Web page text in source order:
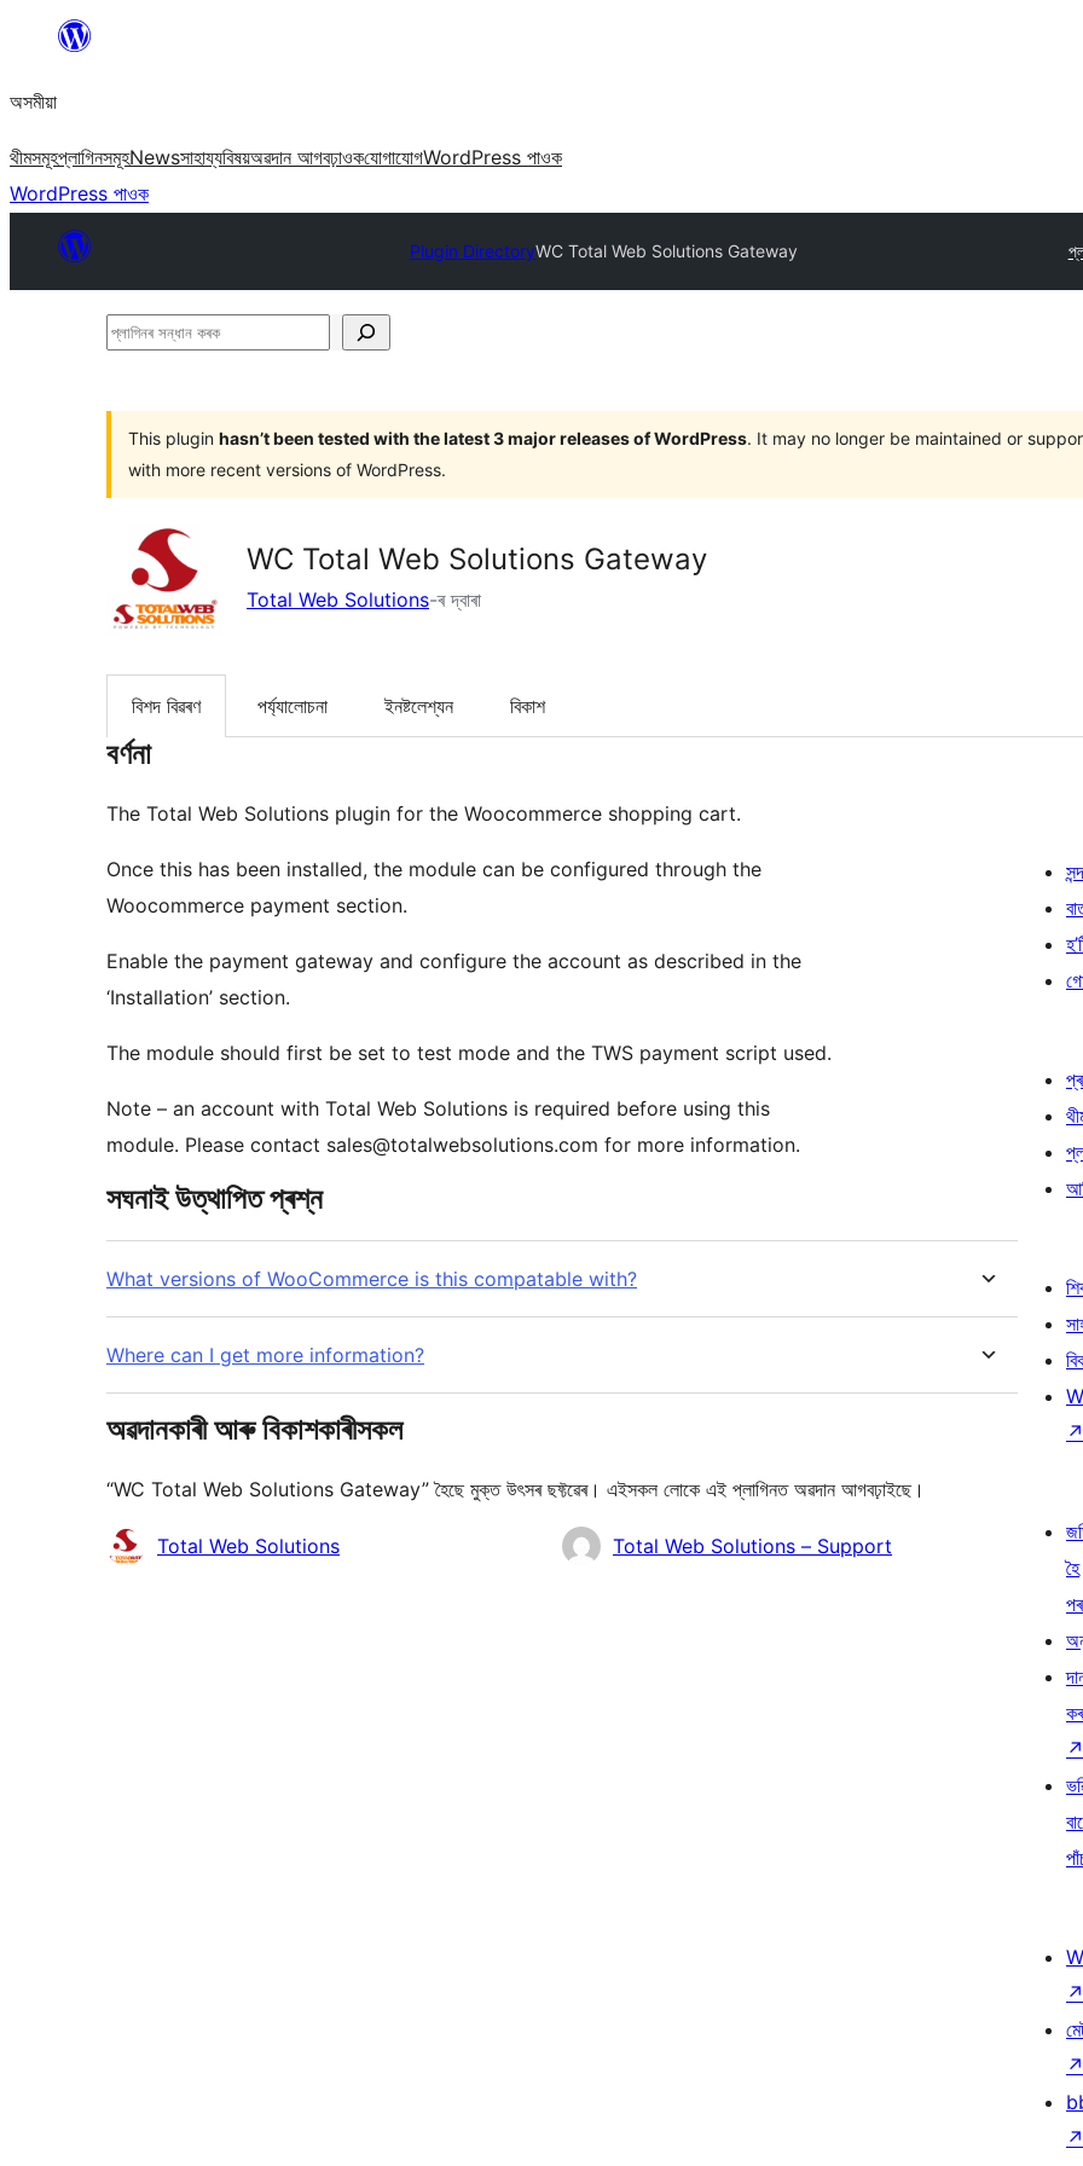
বিষয়বস্তুলৈ
যাওক
অসমীয়া
থীমসমূহপ্লাগিনসমূহNewsসাহায্যবিষয়অৱদান আগবঢ়াওকযোগাযোগWordPress পাওক
WordPress পাওক
Plugin DirectoryWC Total Web Solutions Gateway
প্লাগিনৰ
This plugin hasn’t been tested with the latest 3 major releases of WordPress. It may no longer be maintained or
with more recent versions of WordPress.
WC Total Web Solutions Gateway
Total Web Solutions-ৰ দ্বাৰা
বিশদ বিৱৰণ পৰ্য্যালোচনা ইনষ্টলেশ্যন বিকাশ
বৰ্ণনা
The Total Web Solutions plugin for the Woocommerce shopping cart.
Once this has been installed, the module can be configured through the
Woocommerce payment section.
Enable the payment gateway and configure the account as described in the
‘Installation’ section.
The module should first be set to test mode and the TWS payment script used.
Note – an account with Total Web Solutions is required before using this
module. Please contact sales@totalwebsolutions.com for more information.
সঘনাই উত্থাপিত প্ৰশ্ন
What versions of WooCommerce is this compatable with?
Where can I get more information?
অৱদানকাৰী আৰু বিকাশকাৰীসকল
“WC Total Web Solutions Gateway” হৈছে মুক্ত উৎসৰ ছফ্টৱেৰ। এইসকল লোকে এই প্লাগিনত অৱদান আগবঢ়াইছে।
অৱদানকাৰীসকলTotal Web Solutions Total Web Solutions – Support
↗
হৈ
↗
↗
↗
↗